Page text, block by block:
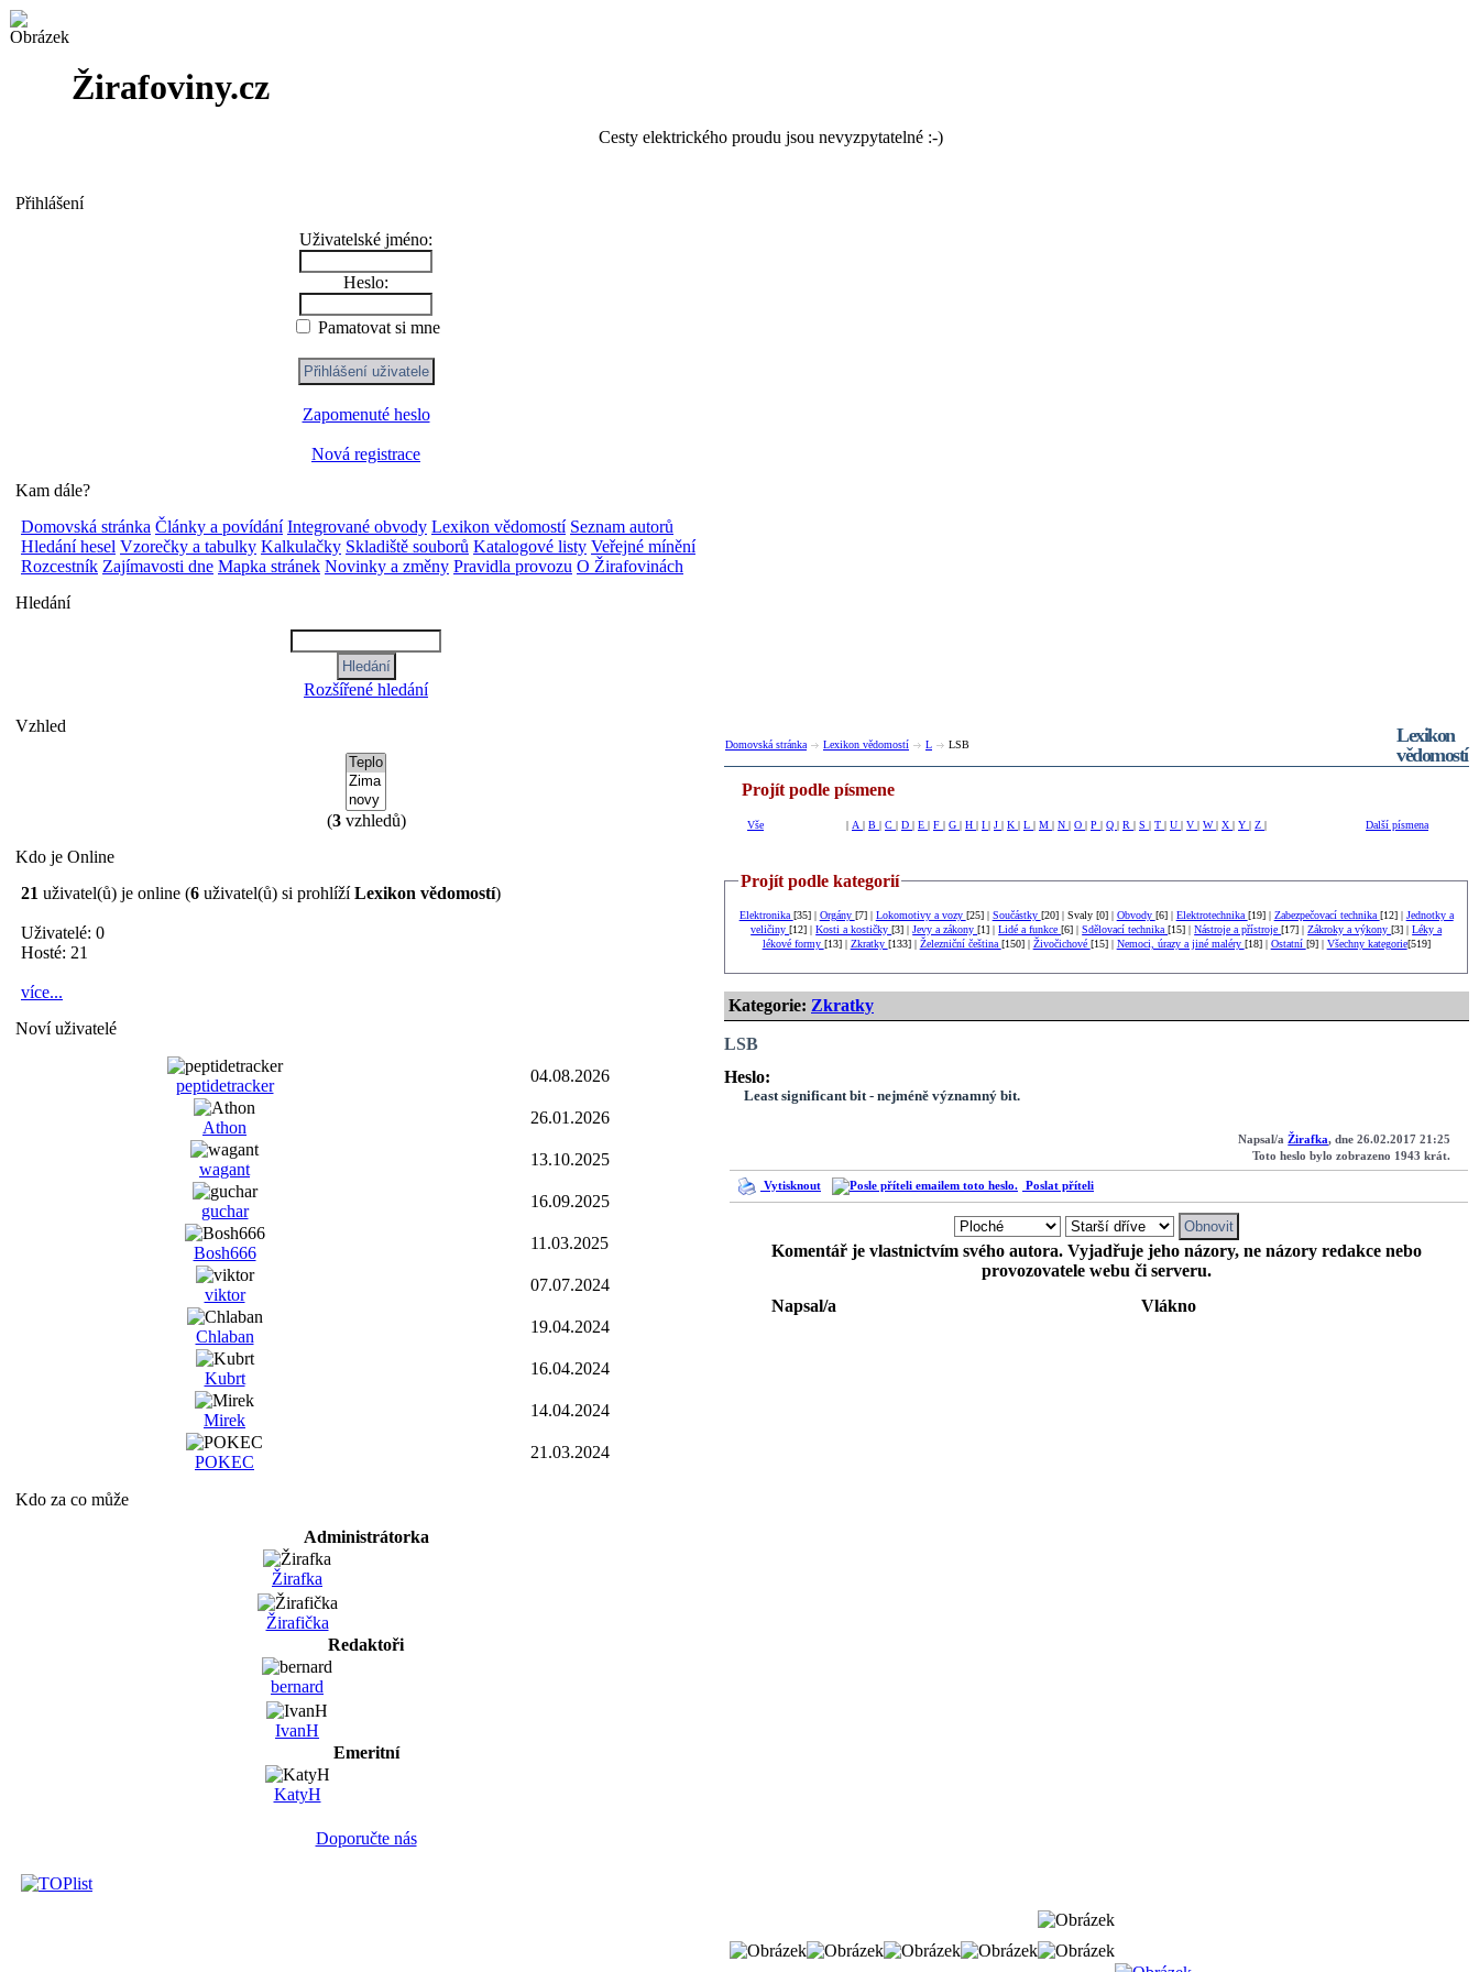
Žirafoviny.cz
Cesty elektrického proudu jsou nevyzpytatelné :-)
Přihlášení
Uživatelské jméno:
Heslo:
Pamatovat si mne
Zapomenuté heslo
Nová registrace
Kam dále?
Domovská stránka Články a povídání Integrované obvody Lexikon vědomostí Seznam autorů
Hledání hesel Vzorečky a tabulky Kalkulačky Skladiště souborů Katalogové listy Veřejné mínění
Rozcestník Zajímavosti dne Mapka stránek Novinky a změny Pravidla provozu O Žirafovinách
Hledání
Rozšířené hledání
Vzhled
(3vzhledů)
Kdo je Online
21 uživatel(ů) je online (6 uživatel(ů) si prohlížíLexikon vědomostí)
Uživatelé: 0
Hosté: 21
více...
Noví uživatelé
peptidetracker
04.08.2026
Athon
26.01.2026
wagant
13.10.2025
guchar
16.09.2025
Bosh666
11.03.2025
viktor
07.07.2024
Chlaban
19.04.2024
Kubrt
16.04.2024
Mirek
14.04.2024
POKEC
21.03.2024
Kdo za co může
Administrátorka
Žirafka
Žirafička
Redaktoři
bernard
IvanH
Emeritní
KatyH
Doporučte nás
Domovská stránka Lexikon vědomostí L LSB
Lexikon
vědomostí
Projít podle písmene
Vše | A | B | C | D | E | F | G | H | I | J | K | L | M | N | O | P | Q | R | S | T | U | V | W| X | Y | Z | Další písmena
Projít podle kategorií
Elektronika [35] | Orgány [7] | Lokomotivy a vozy [25] | Součástky [20] | Svaly [0] | Obvody [6] | Elektrotechnika [19] | Zabezpečovací technika [12] | Jednotky a
veličiny[12] |Kosti a kostičky[3] |Jevy a zákony[1] |Lidé a funkce[6] |Sdělovací technika[15] |Nástroje a přístroje[17] |Zákroky a výkony[3] |Léky a
lékové formy [13] | Zkratky [133] | Železniční čeština [150] | Živočichové [15] | Nemoci, úrazy a jiné maléry [18] | Ostatní [9] | Všechny kategorie[519]
Kategorie: Zkratky
LSB
Heslo:
Least significant bit - nejméně významný bit.
Napsal/aŽirafka, dne 26.02.2017 21:25
Toto heslo bylo zobrazeno 1943 krát.
Vytisknout Poslat příteli
Komentář je vlastnictvím svého autora. Vyjadřuje jeho názory, ne názory redakce nebo
provozovatele webu či serveru.
Napsal/a
Vlákno